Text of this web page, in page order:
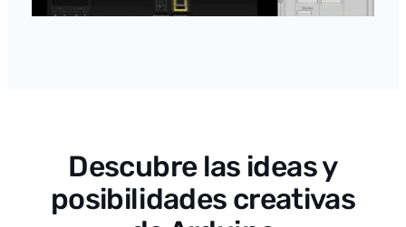
Descubre las ideas y
posibilidades creativas